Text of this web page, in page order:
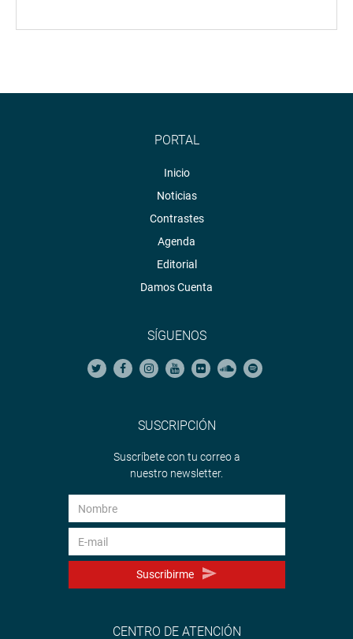
PORTAL
Inicio
Noticias
Contrastes
Agenda
Editorial
Damos Cuenta
SÍGUENOS
SUSCRIPCIÓN
Suscríbete con tu correo a
nuestro newsletter.
Suscribirme
CENTRO DE ATENCIÓN